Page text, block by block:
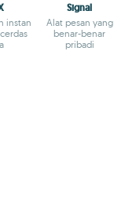
instan
Signal
Alat pesan yang
benar-benar
pribadi